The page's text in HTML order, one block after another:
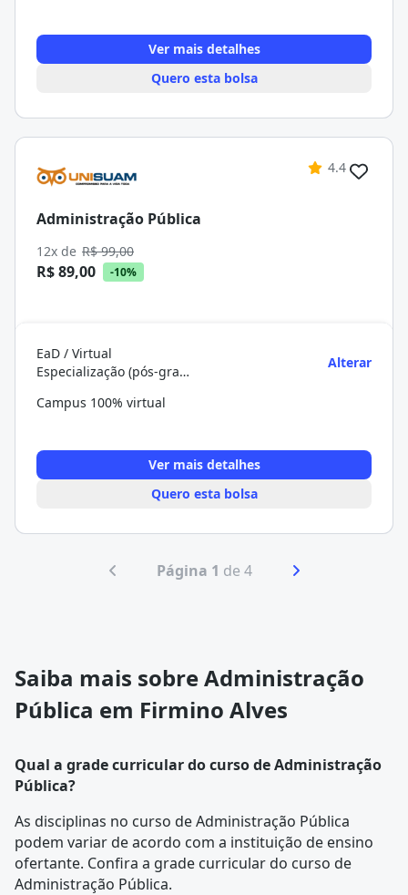
Ver mais detalhes
Quero esta bolsa
4.4
Administração Pública
12x de R$ 99,00
R$ 89,00 -10%
EaD / Virtual
Especialização (pós-graduação)
Alterar
Campus 100% virtual
Ver mais detalhes
Quero esta bolsa
Página 1 de 4
Saiba mais sobre Administração
Pública em Firmino Alves
Qual a grade curricular do curso de Administração
Pública?
As disciplinas no curso de Administração Pública
podem variar de acordo com a instituição de ensino
ofertante. Confira a grade curriculardo curso de
Administração Pública.